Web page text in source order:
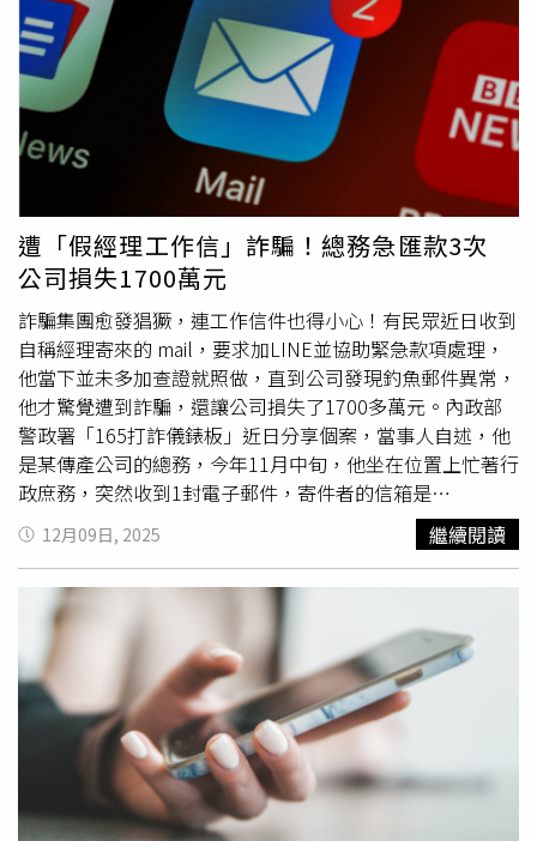
無限期整頓，全面檢視環境、流程與管理標準，完成前不恢
復營業；中正路門市方面，則自即日起停業5天，進行全面
清潔消毒與流程檢視，完成後視改善進度彈性復業。林聰明
沙鍋魚頭說明，目前公司已即刻執行相關加強作為，包括門
市暫停營業進行全面清潔與消毒，加強排水孔、防蟲設施密
合檢查，提高外部環境巡查頻率（含水溝周邊），重新教育
門市同仁異物風險辨識與回報流程，以及供應鏈與物流動線
再度全面確認。業者強調，「誠摯感謝這段時間顧客的理解
與包容，我們已與當事顧客完成負責任的溝通與解決，也感
謝顧客願意在信任我們的前提下，特地前來將異物交給我們
品管部後續追蹤檢驗，並給予我們當面說明與檢討的機會，
我們也以實際行動回應顧客承諾，會持續把該承擔的責任做
到。」此外，林聰明沙鍋魚頭目前亦啟動顧客服務專責窗
口，提供顧客諮詢服務，消費者如有任何需求或意見反映，
請來信至smartfishsoup@ gmail.com，亦可透過官方社群
平台（Facebook、Instagram、Threads）聯繫。業者重
申，「在此感謝廣大顧客的理解與指教，也謝謝團隊夥伴廠
商以及媒體與社群朋友的關心與建議。我們將持續自我檢
視、確實改善，準備以更好的狀態再出發。在所有項目皆確
認無虞、並符合我們對自身品牌更高要求之前，將不貿然恢
復營業。對於此次事件造成顧客的不安與不便，我們再次致
上最誠摯的歉意，並感謝大家的體諒與等待。」嘉義知名美
食林聰明沙鍋魚頭近日遭遇食安爭議。（圖／翻攝自臉書，
嘉義林聰明沙鍋魚頭）
遭「假經理工作信」詐騙！總務急匯款3次
公司損失1700萬元
詐騙集團愈發猖獗，連工作信件也得小心！有民眾近日收到
自稱經理寄來的 mail，要求加LINE並協助緊急款項處理，
他當下並未多加查證就照做，直到公司發現釣魚郵件異常，
他才驚覺遭到詐騙，還讓公司損失了1700多萬元。內政部
警政署「165打詐儀錶板」近日分享個案，當事人自述，他
是某傳產公司的總務，今年11月中旬，他坐在位置上忙著行
政庶務，突然收到1封電子郵件，寄件者的信箱是
「alonswinfredrgermanbl@
.com」，信件中稱「我
是經理OOO，因要事安排，請你建立幫忙加入財務
LINE」，上面還附有群組QR code。當事人表示，當時他
以為是主管來信，便直接按照指示辦理，接著對方假扮主管
的語氣，傳了很多資料給他，聲稱待會有1筆款項要付過
來，詢問目前公司可動用資金還剩多少，要求財務彙整之
後，把資料傳送過去，而對方還丟來1組匯款資訊，聲稱現
在有幾筆訂單進來，有款項要先墊付，需要他當天協助處
理。當事人說，當下他完全沒起疑心，以為就是重要的事務
得處理，於是他就指示助理先後3次前往銀行以電匯方式，
匯出18萬、10萬及27萬美元，行員詢問時，他還回答是訂
12月09日, 2025 繼續閱讀